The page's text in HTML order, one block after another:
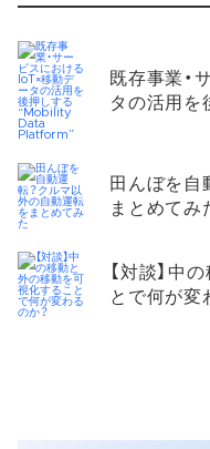
既存事業・
タの活用
田んぼを自
まとめてみ
【対談】中
とで何が変